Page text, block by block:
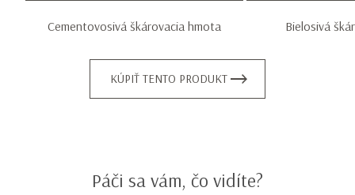
Cementovosivá škárovacia hmota Bielosivá
KÚPIŤ TENTO PRODUKT
Páči sa vám, čo vidíte?